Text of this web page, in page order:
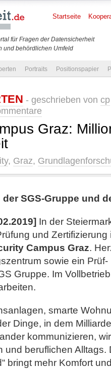
für Fragen der Datensicherheit
und behördlichen Umfeld
Startseite
Portraits Positionspapier
- geschrieben von cp
Graz:
, Graz,
SGS-Gruppe und
In der
und
Campus Graz.
sowie ein
Gruppe. Im
smarte
Dinge, in dem
kommunizieren,
und beruflichen Alltags.
bringt mehr Komfort